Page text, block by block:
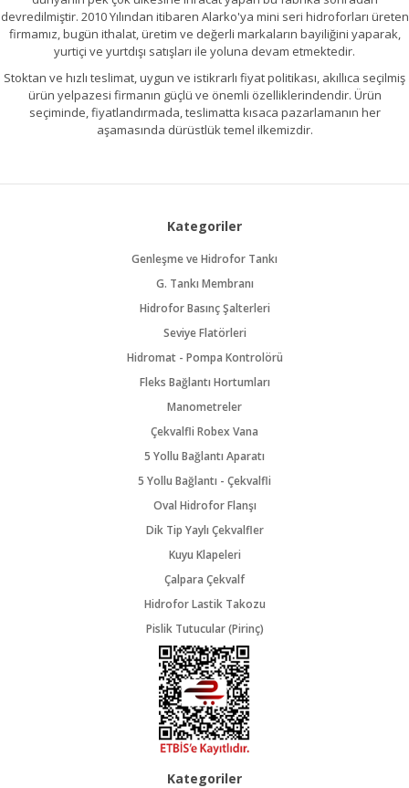
devredilmiştir. 2010 Yılından itibaren Alarko'ya mini seri hidroforları üreten
firmamız, bugün ithalat, üretim ve değerli markaların bayiliğini yaparak,
yurtiçi ve yurtdışı satışları ile yoluna devam etmektedir.
Stoktan ve hızlı teslimat, uygun ve istikrarlı fiyat politikası, akıllıca seçilmiş
ürün yelpazesi firmanın güçlü ve önemli özelliklerindendir. Ürün
seçiminde, fiyatlandırmada, teslimatta kısaca pazarlamanın her
aşamasında dürüstlük temel ilkemizdir.
Kategoriler
Genleşme ve Hidrofor Tankı
G. Tankı Membranı
Hidrofor Basınç Şalterleri
Seviye Flatörleri
Hidromat - Pompa Kontrolörü
Fleks Bağlantı Hortumları
Manometreler
Çekvalfli Robex Vana
5 Yollu Bağlantı Aparatı
5 Yollu Bağlantı - Çekvalfli
Oval Hidrofor Flanşı
Dik Tip Yaylı Çekvalfler
Kuyu Klapeleri
Çalpara Çekvalf
Hidrofor Lastik Takozu
Pislik Tutucular (Pirinç)
Kategoriler